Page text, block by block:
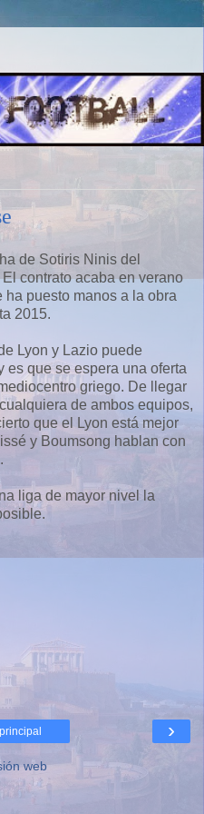
de Sotiris Ninis del
contrato acaba en verano
puesto manos a la obra
2015.
Lyon y Lazio puede
es que se espera una oferta
griego. De llegar
de ambos equipos,
que el Lyon está mejor
y Boumsong hablan con
liga de mayor nivel la
›
web